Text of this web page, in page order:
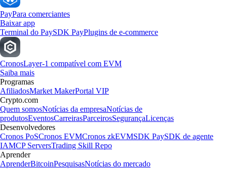
PayPara comerciantes
Baixar app
Terminal do PaySDK PayPlugins de e-commerce
CronosLayer-1 compatível com EVM
Saiba mais
Programas
AfiliadosMarket MakerPortal VIP
Crypto.com
Quem somosNotícias da empresaNotícias de
produtosEventosCarreirasParceirosSegurançaLicenças
Desenvolvedores
Cronos PoSCronos EVMCronos zkEVMSDK PaySDK de agente
IAMCP ServersTrading Skill Repo
Aprender
AprenderBitcoinPesquisasNotícias do mercado